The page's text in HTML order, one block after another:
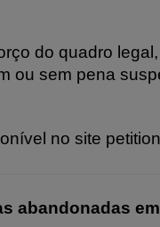
do quadro
ou sem pena
no site
abandonadas